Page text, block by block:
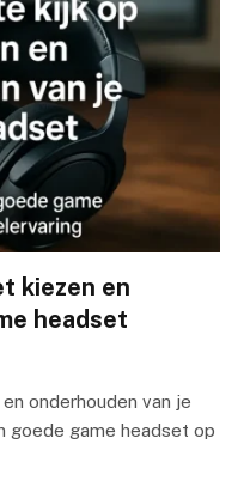
kiezen en
headset
onderhouden van je
goede game headset op